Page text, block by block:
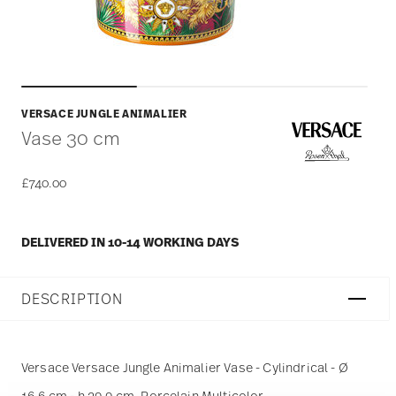
VERSACE JUNGLE ANIMALIER
Vase 30 cm
£740.00
DELIVERED IN 10-14 WORKING DAYS
DESCRIPTION
Versace Versace Jungle Animalier Vase - Cylindrical - Ø